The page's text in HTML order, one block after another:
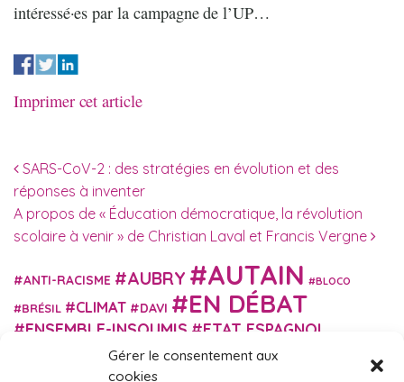
Gérer le consentement aux
cookies
intéressé·es par la campagne de l’UP…
Imprimer cet article
Navigation des articles
SARS-CoV-2 : des stratégies en évolution et des
réponses à inventer
A propos de « Éducation démocratique, la révolution
scolaire à venir » de Christian Laval et Francis Vergne
ANTI-RACISME AUBRY AUTAIN BLOCO
BRÉSIL CLIMAT DAVI EN DÉBAT
ENSEMBLE-INSOUMIS ETAT ESPAGNOL
EUROPE EXTRÊME DROITE FASCISME